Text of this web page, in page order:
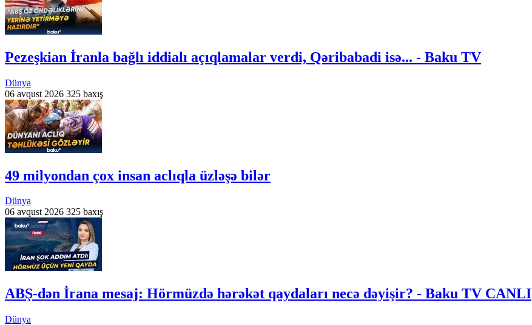
Pezeşkian İranla bağlı iddialı açıqlamalar verdi, Qəribabadi isə... - Baku TV
Dünya
06 avqust 2026 325 baxış
49 milyondan çox insan aclıqla üzləşə bilər
Dünya
06 avqust 2026 325 baxış
ABŞ-dən İrana mesaj: Hörmüzdə hərəkət qaydaları necə dəyişir? - Baku TV CANLI
Dünya